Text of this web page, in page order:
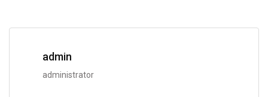
admin
administrator